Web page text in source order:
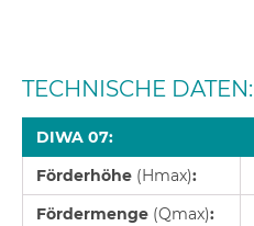
TECHNISCHE DATEN:
DIWA 07:
Förderhöhe (Hmax):
Fördermenge (Qmax):